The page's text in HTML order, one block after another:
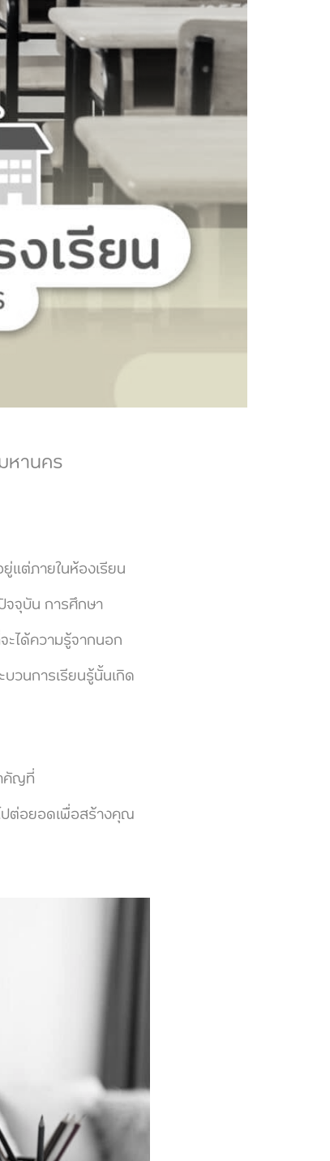
หานคร
แต่ภายในห้องเรียน
จจุบัน การศึกษา
ะได้ความรู้จากนอก
วนการเรียนรู้นั้นเกิด
คัญที่
ปต่อยอดเพื่อสร้างคุณ